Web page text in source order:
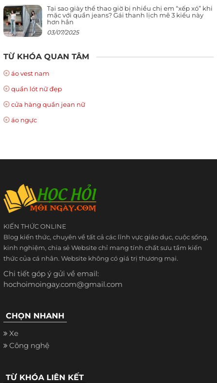
Tại sao giày thể thao giờ bị nhiều chị em “xếp xó” khi
mặc với quần jeans? Gái thanh lịch mê 3 kiểu này
hơn hẳn
03/07/2025
TỪ KHÓA QUAN TÂM
áo vest nam
quần lót nữ đẹp
cửa hàng quần jean nữ
áo ngực
KIẾN THỨC ONLINE
Blog kiến thức, chuyên về tất cả các lĩnh vực giáo dục, cuộc sống,
kinh nghiệm, chia sẻ Website chỉ mang tính chất sưu tầm kiến
thức của cá nhân. Website không có giá trị thương mại.
Chi tiết góp ý gửi về email:
hochoimoingay.com@gmail.com
CHỌN NHANH
Xe
Công nghệ
TỪ KHÓA LIÊN KẾT